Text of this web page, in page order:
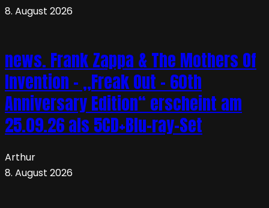
8. August 2026
news. Frank Zappa & The Mothers Of
Invention – „Freak Out – 60th
Anniversary Edition“ erscheint am
25.09.26 als 5CD+Blu-ray-Set
Arthur
8. August 2026